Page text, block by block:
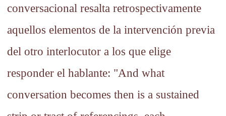
conversacional resalta retrospectivamente
aquellos elementos de la intervención previa
del otro interlocutor a los que elige
responder el hablante: "And what
conversation becomes then is a sustained